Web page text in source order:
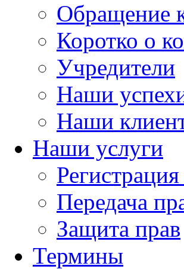
Обращение
Коротко о
Учредители
Наши
Наши
Наши услуги
Передача
Защита прав
Термины